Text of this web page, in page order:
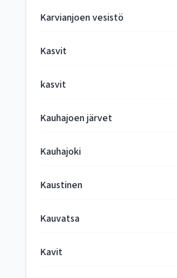
Karvianjoen vesistö
Kasvit
kasvit
Kauhajoen järvet
Kauhajoki
Kaustinen
Kauvatsa
Kavit